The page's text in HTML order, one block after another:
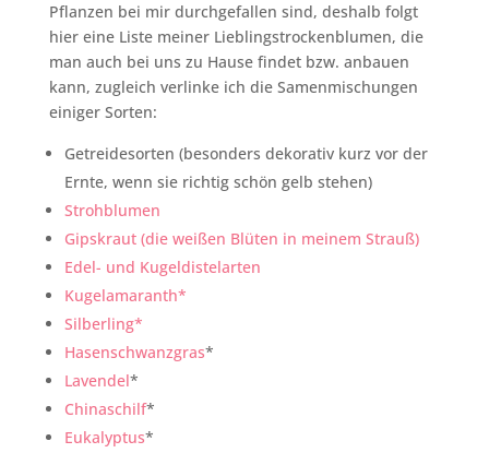
Pflanzen bei mir durchgefallen sind, deshalb folgt
hier eine Liste meiner Lieblingstrockenblumen, die
man auch bei uns zu Hause findet bzw. anbauen
kann, zugleich verlinke ich die Samenmischungen
einiger Sorten:
Getreidesorten (besonders dekorativ kurz vor der
Ernte, wenn sie richtig schön gelb stehen)
Strohblumen
Gipskraut (die weißen Blüten in meinem Strauß)
Edel- und Kugeldistelarten
Kugelamaranth*
Silberling*
Hasenschwanzgras*
Lavendel*
Chinaschilf*
Eukalyptus*